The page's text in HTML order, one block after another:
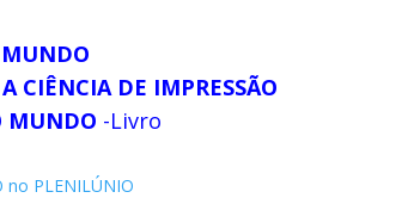
CIÊNCIA DE IMPRESSÃO
MUNDO -Livro
no PLENILÚNIO